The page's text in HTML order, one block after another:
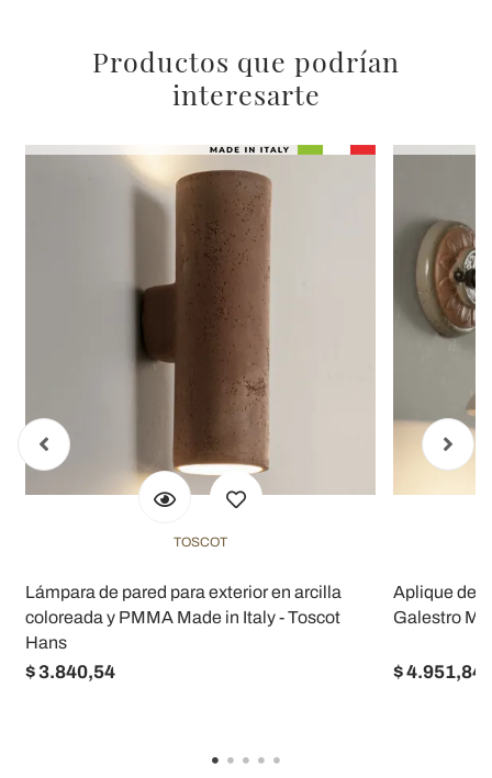
Productos que podrían
interesarte
TOSCOT
Lámpara de pared para exterior en arcilla
coloreada y PMMA Made in Italy - Toscot
Hans
$ 3.840,54
Aplique de
Galestro
$ 4.951,84